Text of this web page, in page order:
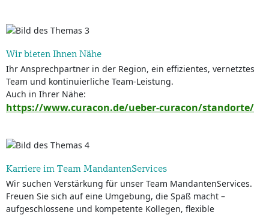
Wir bieten Ihnen Nähe
Ihr Ansprechpartner in der Region, ein effizientes, vernetztes
Team und kontinuierliche Team-Leistung.
Auch in Ihrer Nähe:
https://www.curacon.de/ueber-curacon/standorte/
Karriere im Team MandantenServices
Wir suchen Verstärkung für unser Team MandantenServices.
Freuen Sie sich auf eine Umgebung, die Spaß macht –
aufgeschlossene und kompetente Kollegen, flexible